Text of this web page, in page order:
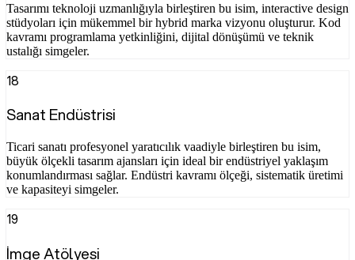
Tasarımı teknoloji uzmanlığıyla birleştiren bu isim, interactive design
stüdyoları için mükemmel bir hybrid marka vizyonu oluşturur. Kod
kavramı programlama yetkinliğini, dijital dönüşümü ve teknik
ustalığı simgeler.
18
Sanat Endüstrisi
Ticari sanatı profesyonel yaratıcılık vaadiyle birleştiren bu isim,
büyük ölçekli tasarım ajansları için ideal bir endüstriyel yaklaşım
konumlandırması sağlar. Endüstri kavramı ölçeği, sistematik üretimi
ve kapasiteyi simgeler.
19
İmge Atölyesi